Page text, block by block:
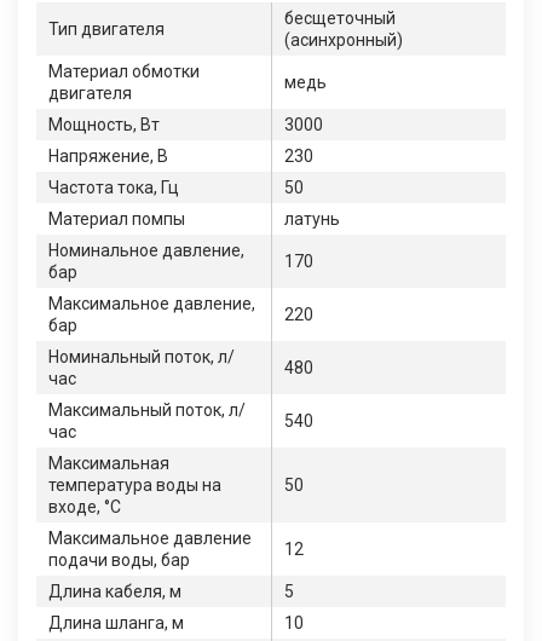
Тип двигателя
бесщеточный
(асинхронный)
Материал обмотки
двигателя
медь
Мощность, Вт
3000
Напряжение, В
230
Частота тока, Гц
50
Материал помпы
латунь
Номинальное давление,
бар
170
Максимальное давление,
бар
220
Номинальный поток, л/
час
480
Максимальный поток, л/
час
540
Максимальная
температура воды на
входе, °С
50
Максимальное давление
подачи воды, бар
12
Длина кабеля, м
5
Длина шланга, м
10